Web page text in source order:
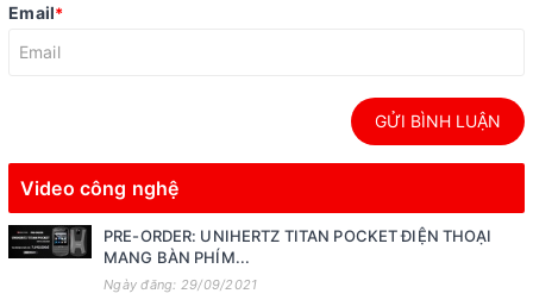
Email*
GỬI BÌNH LUẬN
Video công nghệ
PRE-ORDER: UNIHERTZ TITAN POCKET ĐIỆN THOẠI
MANG BÀN PHÍM...
Ngày đăng: 29/09/2021